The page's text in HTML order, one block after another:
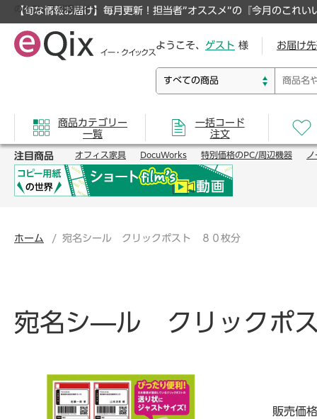
【旬な情報お届け】毎月更新！担当者”オススメ”の『今月のこれい
のオフィス通販サイト
ようこそ、 ゲスト 様 お届け
商品カテゴリー
一覧
一括コード
注文
注目商品 オフィス家具 DocuWorks 特別価格のPC/周辺機器 ノ
ホーム 宛名シール クリックポスト ８０枚分
宛名シ―ル クリックポ
販売価格